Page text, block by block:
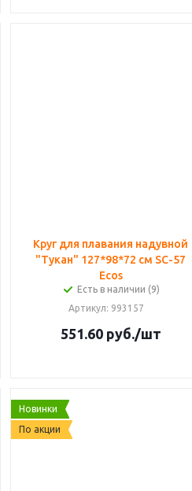
Круг для плавания надувной
"Тукан" 127*98*72 см SC-57
Ecos
Есть в наличии (9)
Артикул: 993157
551.60руб./шт
Новинки
По акции